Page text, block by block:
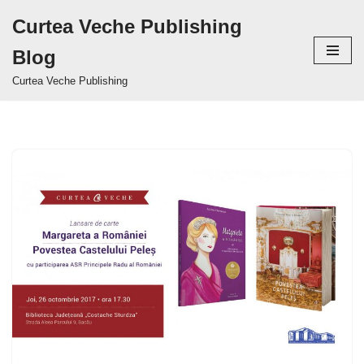
la
conținut
Curtea Veche Publishing
Blog
Curtea Veche Publishing